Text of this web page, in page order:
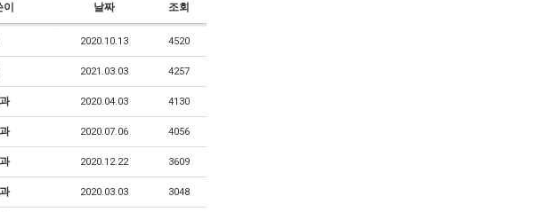
날짜 조회
2020.10.13 4520
2021.03.03 4257
2020.04.03 4130
2020.07.06 4056
2020.12.22 3609
2020.03.03 3048